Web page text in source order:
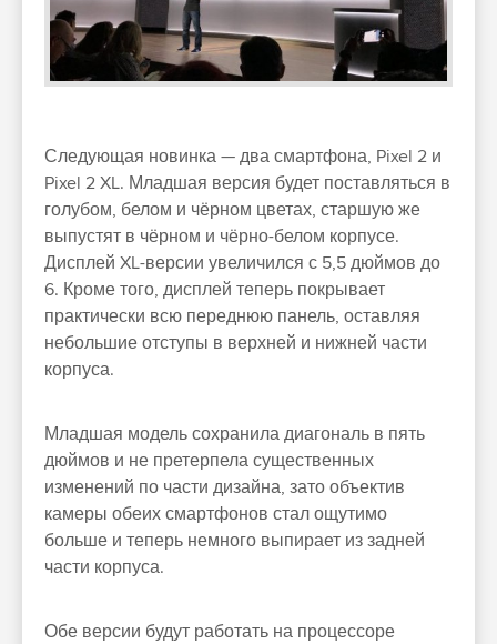
Следующая новинка — два смартфона, Pixel 2 и
Pixel 2 XL. Младшая версия будет поставляться в
голубом, белом и чёрном цветах, старшую же
выпустят в чёрном и чёрно-белом корпусе.
Дисплей XL-версии увеличился с 5,5 дюймов до
6. Кроме того, дисплей теперь покрывает
практически всю переднюю панель, оставляя
небольшие отступы в верхней и нижней части
корпуса.
Младшая модель сохранила диагональ в пять
дюймов и не претерпела существенных
изменений по части дизайна, зато объектив
камеры обеих смартфонов стал ощутимо
больше и теперь немного выпирает из задней
части корпуса.
Обе версии будут работать на процессоре